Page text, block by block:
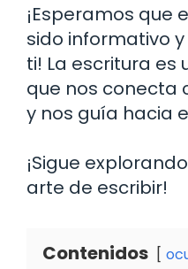
¡Esperamos que
sido informativo
ti! La escritura es
que nos conecta
y nos guía hacia
¡Sigue
arte de escribir!
Contenidos